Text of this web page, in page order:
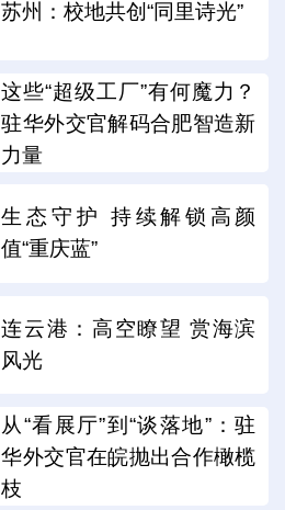
苏州：校地共创“同里诗光”
这些“超级工厂”有何魔力？
驻华外交官解码合肥智造新
力量
生态守护 持续解锁高颜
值“重庆蓝”
连云港：高空瞭望 赏海滨
风光
从“看展厅”到“谈落地”：驻
华外交官在皖抛出合作橄榄
枝